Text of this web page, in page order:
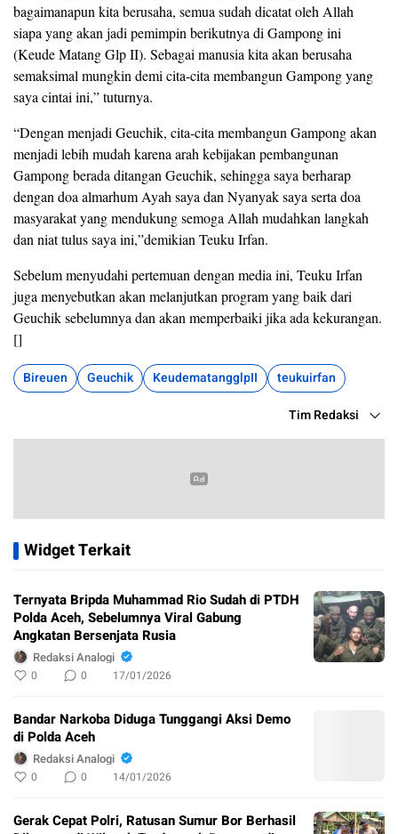
bagaimanapun kita berusaha, semua sudah dicatat oleh Allah
siapa yang akan jadi pemimpin berikutnya di Gampong ini
(Keude Matang Glp II). Sebagai manusia kita akan berusaha
semaksimal mungkin demi cita-cita membangun Gampong yang
saya cintai ini,” tuturnya.
“Dengan menjadi Geuchik, cita-cita membangun Gampong akan
menjadi lebih mudah karena arah kebijakan pembangunan
Gampong berada ditangan Geuchik, sehingga saya berharap
dengan doa almarhum Ayah saya dan Nyanyak saya serta doa
masyarakat yang mendukung semoga Allah mudahkan langkah
dan niat tulus saya ini,”demikian Teuku Irfan.
Sebelum menyudahi pertemuan dengan media ini, Teuku Irfan
juga menyebutkan akan melanjutkan program yang baik dari
Geuchik sebelumnya dan akan memperbaiki jika ada kekurangan.
[]
Bireuen Geuchik KeudematangglpII
teukuirfan
Tim Redaksi
Widget Terkait
Ternyata Bripda Muhammad Rio Sudah di PTDH
Polda Aceh, Sebelumnya Viral Gabung
Angkatan Bersenjata Rusia
Redaksi Analogi
0 0 17/01/2026
Bandar Narkoba Diduga Tunggangi Aksi Demo
di Polda Aceh
Redaksi Analogi
0 0 14/01/2026
Gerak Cepat Polri, Ratusan Sumur Bor Berhasil